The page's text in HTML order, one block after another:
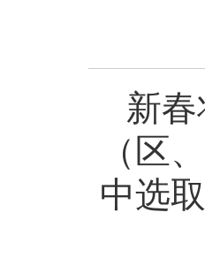
新
（区
中选